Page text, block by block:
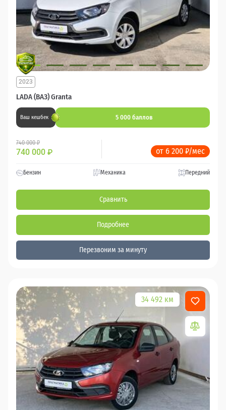
LADA (ВАЗ) Granta
2023
Ваш кешбек 5 000 баллов
740 000 ₽
740 000 ₽ от 6 200 ₽/мес
Бензин Механика Передний
Сравнить
Подробнее
Перезвоним за минуту
34 492 км